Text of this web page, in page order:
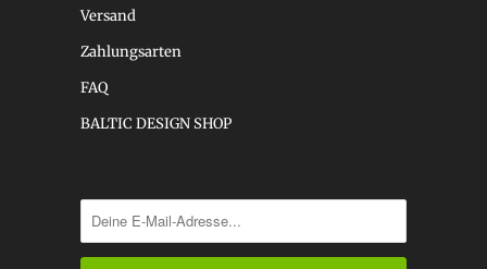
Versand
Zahlungsarten
FAQ
BALTIC DESIGN SHOP